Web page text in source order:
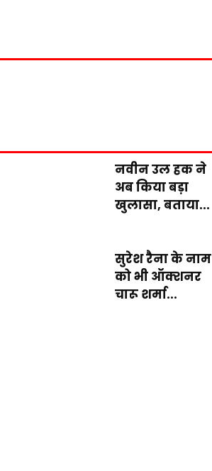
नवीन उल हक ने
अब किया बड़ा
खुलासा, बताया...
सुरेश रैना के नाम
को भी ऑक्शनर
चारू शर्मा...